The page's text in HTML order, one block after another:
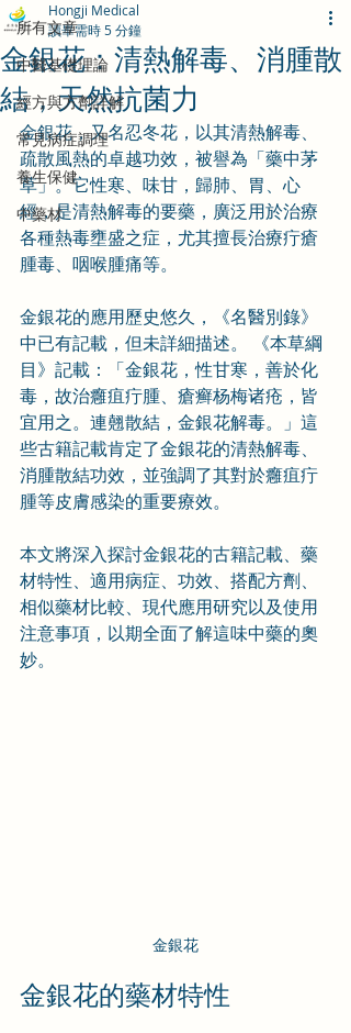
所有文章
中醫基礎理論
經方與方劑詳解
常見病症調理
養生保健
中藥材
金銀花：清熱解毒、消腫散
結，天然抗菌力
Hongji Medical
讀畢需時 5 分鐘
金銀花，又名忍冬花，以其清熱解毒、
疏散風熱的卓越功效，被譽為「藥中茅
草」。它性寒、味甘，歸肺、胃、心
經，是清熱解毒的要藥，廣泛用於治療
各種熱毒壅盛之症，尤其擅長治療疔瘡
腫毒、咽喉腫痛等。
金銀花的應用歷史悠久，《名醫別錄》
中已有記載，但未詳細描述。 《本草綱
目》記載：「金銀花，性甘寒，善於化
毒，故治癰疽疔腫、瘡癣杨梅诸疮，皆
宜用之。連翹散結，金銀花解毒。」這
些古籍記載肯定了金銀花的清熱解毒、
消腫散結功效，並強調了其對於癰疽疔
腫等皮膚感染的重要療效。
本文將深入探討金銀花的古籍記載、藥
材特性、適用病症、功效、搭配方劑、
相似藥材比較、現代應用研究以及使用
注意事項，以期全面了解這味中藥的奧
妙。
金銀花
金銀花的藥材特性